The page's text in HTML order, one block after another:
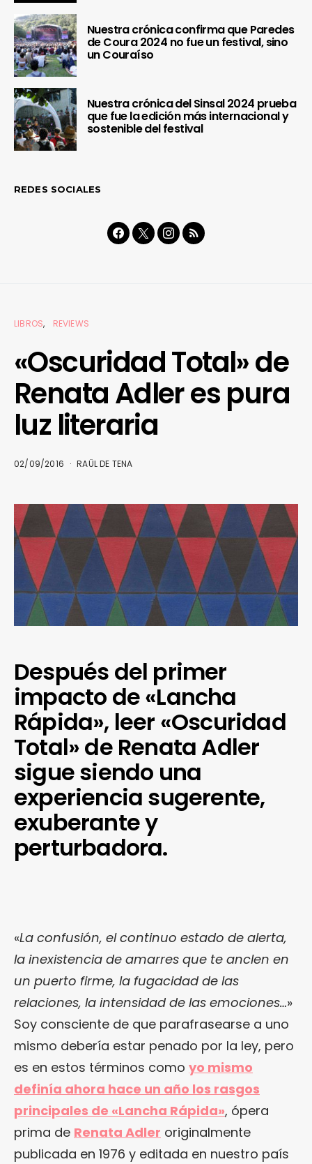
Nuestra crónica confirma que Paredes
de Coura 2024 no fue un festival, sino
un Couraíso
Nuestra crónica del Sinsal 2024 prueba
que fue la edición más internacional y
sostenible del festival
REDES SOCIALES
LIBROS REVIEWS
«Oscuridad Total» de
Renata Adler es pura
luz literaria
02/09/2016 RAÜL DE TENA
Después del primer
impacto de «Lancha
Rápida», leer «Oscuridad
Total» de Renata Adler
sigue siendo una
experiencia sugerente,
exuberante y
perturbadora.
«La confusión, el continuo estado de alerta,
la inexistencia de amarres que te anclen en
un puerto firme, la fugacidad de las
relaciones, la intensidad de las emociones…»
Soy consciente de que parafrasearse a uno
mismo debería estar penado por la ley, pero
es en estos términos como yo mismo
definía ahora hace un año los rasgos
principales de «Lancha Rápida», ópera
prima de Renata Adler originalmente
publicada en 1976 y editada en nuestro país